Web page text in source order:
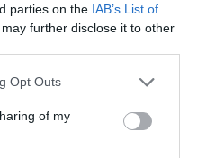
parties on the IAB’s List of
further disclose it to other
Opt Outs
of my